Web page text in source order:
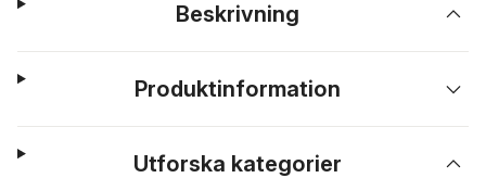
Beskrivning
Produktinformation
Utforska kategorier